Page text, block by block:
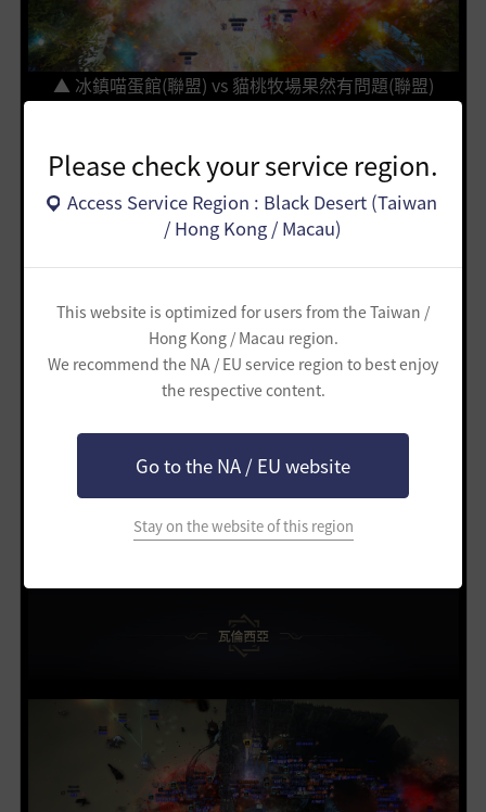
Please check your service region.
Access Service Region : Black Desert (Taiwan
/ Hong Kong / Macau)
This website is optimized for users from the Taiwan /
Hong Kong / Macau region.
We recommend the NA / EU service region to best enjoy
the respective content.
Go to the NA / EU website
Stay on the website of this region
▲ 冰鎮喵蛋館(聯盟) vs 貓桃牧場果然有問題(聯盟)
▲ Goddess(聯盟) vs 吃飽睡飽長高高QuO(聯盟)